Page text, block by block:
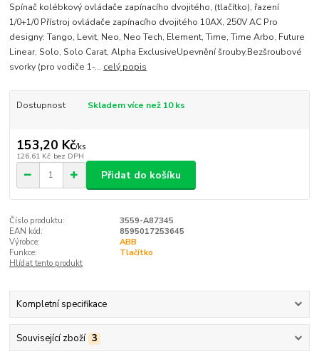
Spínač kolébkový ovládače zapínacího dvojitého, (tlačítko), řazení
1/0+1/0 Přístroj ovládače zapínacího dvojitého 10AX, 250V AC Pro
designy: Tango, Levit, Neo, Neo Tech, Element, Time, Time Arbo, Future
Linear, Solo, Solo Carat, Alpha ExclusiveUpevnění šrouby.Bezšroubové
svorky (pro vodiče 1-... celý popis
Dostupnost Skladem více než 10 ks
153,20 Kč/ks
126,61 Kč bez DPH
Přidat do košíku
Číslo produktu:
3559-A87345
EAN kód:
8595017253645
Výrobce:
ABB
Funkce:
Tlačítko
Hlídat tento produkt
Kompletní specifikace
Související zboží 3